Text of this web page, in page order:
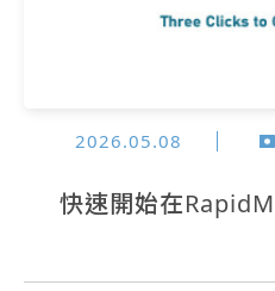
2026.05.08
快速開始在